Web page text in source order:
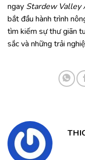
ngay Stardew Valley
bắt đầu hành trình
tìm kiếm sự thư giãn
sắc và những trải